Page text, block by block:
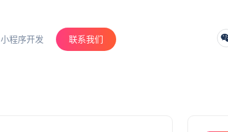
小程序开发 联系我们